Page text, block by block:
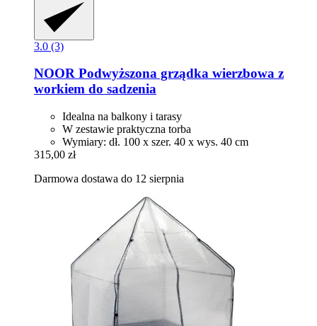
3.0 (3)
NOOR Podwyższona grządka wierzbowa z
workiem do sadzenia
Idealna na balkony i tarasy
W zestawie praktyczna torba
Wymiary: dł. 100 x szer. 40 x wys. 40 cm
315,00 zł
Darmowa dostawa do 12 sierpnia